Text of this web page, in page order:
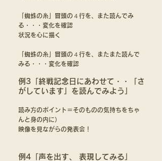
「蜘蛛の糸」冒頭の４行を、また読んでみ
る・・・変化を確認
状況を心に描く
「蜘蛛の糸」冒頭の４行を、またまた読んで
みる・・・変化を確認
例3「終戦記念日にあわせて・・「さ
がしています」を読んでみよう」
読み方のポイント＝そのものの気持ちをちゃ
んと身の内に）
映像を見ながらの発表会！
例4「声を出す、 表現してみる」